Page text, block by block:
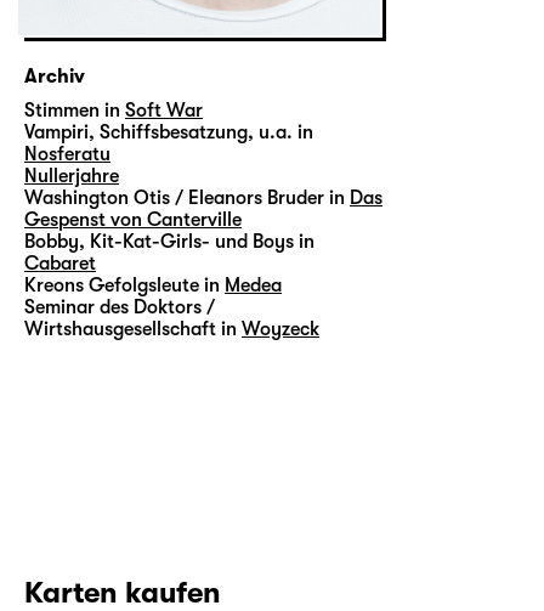
Archiv
Stimmen in Soft War
Vampiri, Schiffsbesatzung, u.a. in
Nosferatu
Nullerjahre
Washington Otis / Eleanors Bruder in Das
Gespenst von Canterville
Bobby, Kit-Kat-Girls- und Boys in
Cabaret
Kreons Gefolgsleute in Medea
Seminar des Doktors /
Wirtshausgesellschaft in Woyzeck
Karten kaufen